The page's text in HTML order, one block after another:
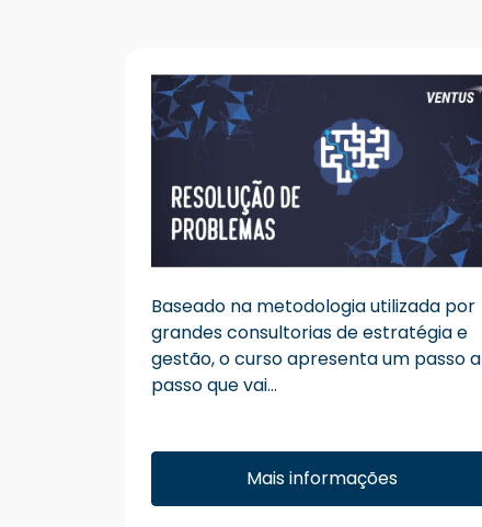
Baseado na metodologia utilizada por
grandes consultorias de estratégia e
gestão, o curso apresenta um passo a
passo que vai...
Mais informações